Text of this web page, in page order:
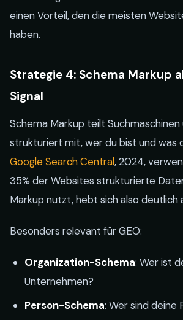
einen Vorteil, den die meisten
haben.
Strategie 4: Schema Markup
Signal
Schema Markup teilt
strukturiert mit, wer du bist und was
Google Search Central, 2024,
35% der Websites strukturierte
Markup nutzt, hebt sich also deutlich
Besonders relevant für GEO:
Organization-Schema: Wer ist
Unternehmen?
Person-Schema: Wer sind deine